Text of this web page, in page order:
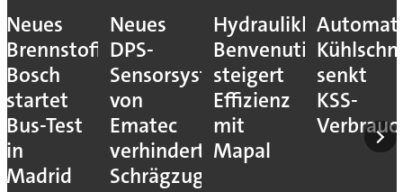
Neues
Brennstoffzellensystem:
Bosch
startet
Bus-Test
in
Madrid
Neues
DPS-
Sensorsystem
von
Ematec
verhindert
Schrägzug
Hydraulikhersteller
Benvenuti
steigert
Effizienz
mit
Mapal
senkt
KSS-